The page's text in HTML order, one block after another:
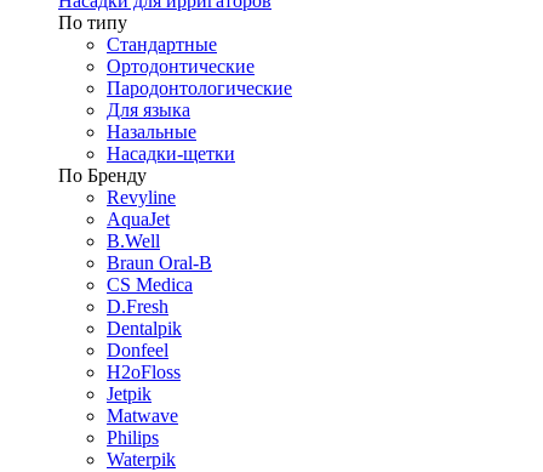
По типу
Стандартные
Ортодонтические
Пародонтологические
Для языка
Назальные
Насадки-щетки
По Бренду
Revyline
AquaJet
B.Well
Braun Oral-B
CS Medica
D.Fresh
Dentalpik
Donfeel
H2oFloss
Jetpik
Matwave
Philips
Waterpik